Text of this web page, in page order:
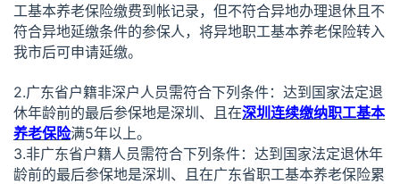
工基本养老保险缴费到帐记录，但不符合异地办理退休且不
符合异地延缴条件的参保人，将异地职工基本养老保险转入
我市后可申请延缴。
2.广东省户籍非深户人员需符合下列条件：达到国家法定退
休年龄前的最后参保地是深圳、且在深圳连续缴纳职工基本
养老保险满5年以上。
3.非广东省户籍人员需符合下列条件：达到国家法定退休年
龄前的最后参保地是深圳、且在广东省职工基本养老保险累